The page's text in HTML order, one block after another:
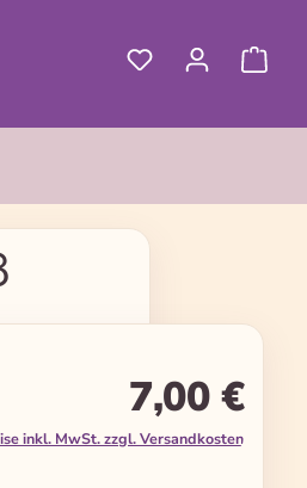
7,00 €
inkl. MwSt. zzgl. Versandkosten